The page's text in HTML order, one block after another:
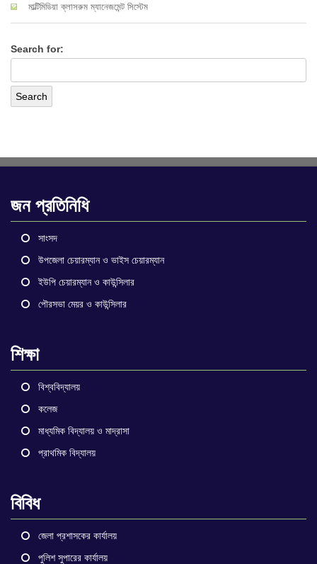
মাল্টিমিডিয়া ক্লাসরুম ম্যানেজমেন্ট সিস্টেম
Search for:
জন প্রতিনিধি
সাংসদ
উপজেলা চেয়ারম্যান ও ভাইস চেয়ারম্যান
ইউপি চেয়ারম্যান ও কাউন্সিলার
পৌরসভা মেয়র ও কাউন্সিলার
শিক্ষা
বিশ্ববিদ্যালয়
কলেজ
মাধ্যমিক বিদ্যালয় ও মাদ্রাসা
প্রাথমিক বিদ্যালয়
বিবিধ
জেলা প্রশাসকের কার্যালয়
পুলিশ সুপারের কার্যালয়